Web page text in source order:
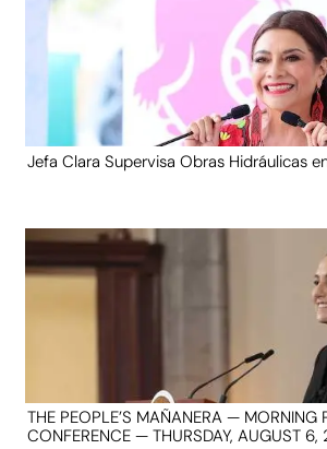
Jefa Clara Supervisa Obras Hidráulicas
THE PEOPLE’S MAÑANERA — MORNING
CONFERENCE — THURSDAY, AUGUST